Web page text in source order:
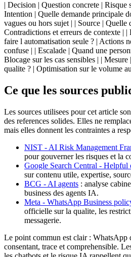
| Decision | Question concrete | Risque
Intention | Quelle demande principale
vagues ou hors sujet | | Source | Quelle
Contradictions et erreurs de contexte |
faire l automatisation seule ? | Actions
confuse | | Escalade | Quand une
Blocage sur les cas sensibles | |
qualite ? | Optimisation sur le volume
Ce que les sources
Les sources utilisees pour cet article
des references solides. Elles ne
mais elles donnent les contraintes a
NIST - AI Risk Management
pour gouverner les risques et la
Google Search Central - Helpful
sur contenu utile, expertise,
BCG - AI agents : analyse
business des agents IA.
Meta - WhatsApp Business
officielle sur la qualite, les
messagerie.
Le point commun est clair : WhatsApp
consentant, trace et comprehensible.